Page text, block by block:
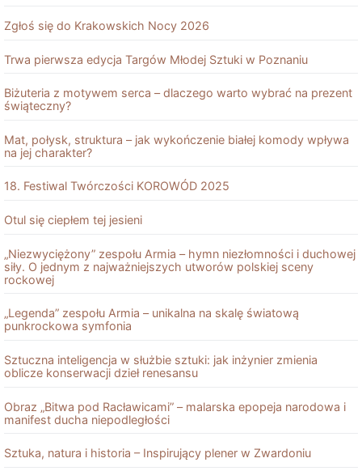
Zgłoś się do Krakowskich Nocy 2026
Trwa pierwsza edycja Targów Młodej Sztuki w Poznaniu
Biżuteria z motywem serca – dlaczego warto wybrać na prezent
świąteczny?
Mat, połysk, struktura – jak wykończenie białej komody wpływa
na jej charakter?
18. Festiwal Twórczości KOROWÓD 2025
Otul się ciepłem tej jesieni
„Niezwyciężony” zespołu Armia – hymn niezłomności i duchowej
siły. O jednym z najważniejszych utworów polskiej sceny
rockowej
„Legenda” zespołu Armia – unikalna na skalę światową
punkrockowa symfonia
Sztuczna inteligencja w służbie sztuki: jak inżynier zmienia
oblicze konserwacji dzieł renesansu
Obraz „Bitwa pod Racławicami” – malarska epopeja narodowa i
manifest ducha niepodległości
Sztuka, natura i historia – Inspirujący plener w Zwardoniu